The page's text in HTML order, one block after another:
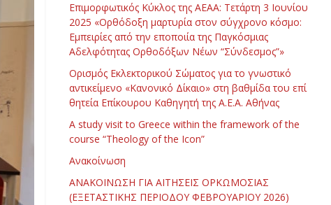
Επιμορφωτικός Κύκλος της ΑΕΑΑ: Τετάρτη 3 Ιουνίου
2025 «Ορθόδοξη μαρτυρία στον σύγχρονο κόσμο:
Εμπειρίες από την εποποιία της Παγκόσμιας
Αδελφότητας Ορθοδόξων Νέων “Σύνδεσμος”»
Ορισμός Εκλεκτορικού Σώματος για το γνωστικό
αντικείμενο «Κανονικό Δίκαιο» στη βαθμίδα του επί
θητεία Επίκουρου Καθηγητή της Α.Ε.Α. Αθήνας
Α study visit to Greece within the framework of the
course “Theology of the Icon”
Ανακοίνωση
ΑΝΑΚΟΙΝΩΣΗ ΓΙΑ ΑΙΤΗΣΕΙΣ ΟΡΚΩΜΟΣΙΑΣ
(ΕΞΕΤΑΣΤΙΚΗΣ ΠΕΡΙΟΔΟΥ ΦΕΒΡΟΥΑΡΙΟΥ 2026)